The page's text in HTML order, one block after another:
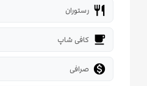
restaurant رستوران
local_cafe کافی شاپ
 صرافی